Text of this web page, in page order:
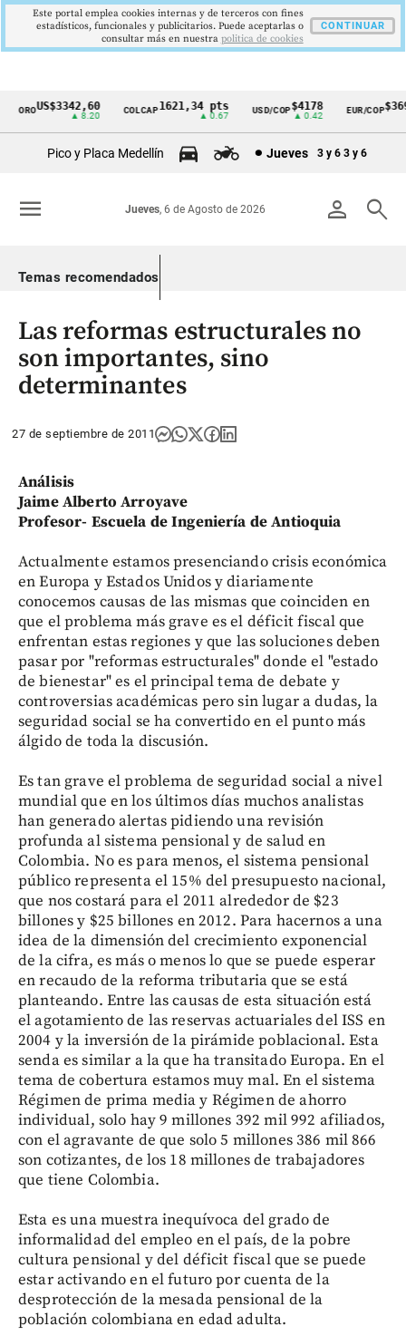
Cintillo
Colombia
OROUS$3342,60
▲ 8.20
COLCAP1621,34 pts
▲ 0.67
USD/COP$4178
▲ 0.42
EUR/COP$3697
Pico y Placa Medellín Jueves 3 y 6 3 y 6
person search
Jueves, 6 de Agosto de 2026
menu
Temas recomendados
Las reformas estructurales no
son importantes, sino
determinantes
27 de septiembre de 2011
Análisis
Jaime Alberto Arroyave
Profesor- Escuela de Ingeniería de Antioquia
Actualmente estamos presenciando crisis económica
en Europa y Estados Unidos y diariamente
conocemos causas de las mismas que coinciden en
que el problema más grave es el déficit fiscal que
enfrentan estas regiones y que las soluciones deben
pasar por "reformas estructurales" donde el "estado
de bienestar" es el principal tema de debate y
controversias académicas pero sin lugar a dudas, la
seguridad social se ha convertido en el punto más
álgido de toda la discusión.
Es tan grave el problema de seguridad social a nivel
mundial que en los últimos días muchos analistas
han generado alertas pidiendo una revisión
profunda al sistema pensional y de salud en
Colombia. No es para menos, el sistema pensional
público representa el 15% del presupuesto nacional,
que nos costará para el 2011 alrededor de $23
billones y $25 billones en 2012. Para hacernos a una
idea de la dimensión del crecimiento exponencial
de la cifra, es más o menos lo que se puede esperar
en recaudo de la reforma tributaria que se está
planteando. Entre las causas de esta situación está
el agotamiento de las reservas actuariales del ISS en
2004 y la inversión de la pirámide poblacional. Esta
senda es similar a la que ha transitado Europa. En el
tema de cobertura estamos muy mal. En el sistema
Régimen de prima media y Régimen de ahorro
individual, solo hay 9 millones 392 mil 992 afiliados,
con el agravante de que solo 5 millones 386 mil 866
son cotizantes, de los 18 millones de trabajadores
que tiene Colombia.
Esta es una muestra inequívoca del grado de
informalidad del empleo en el país, de la pobre
cultura pensional y del déficit fiscal que se puede
estar activando en el futuro por cuenta de la
desprotección de la mesada pensional de la
población colombiana en edad adulta.
Este portal emplea cookies internas y de terceros con fines
estadísticos, funcionales y publicitarios. Puede aceptarlas o
consultar más en nuestra politica de cookies
CONTINUAR